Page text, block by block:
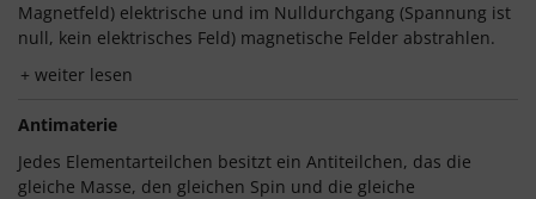
Magnetfeld) elektrische und im Nulldurchgang (Spannung ist
null, kein elektrisches Feld) magnetische Felder abstrahlen.
weiter lesen
Antimaterie
Jedes Elementarteilchen besitzt ein Antiteilchen, das die
gleiche Masse, den gleichen Spin und die gleiche